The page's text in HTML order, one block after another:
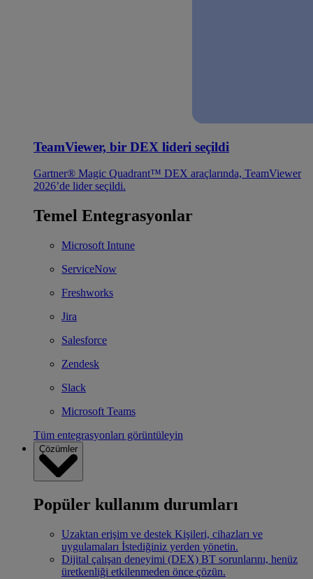
TeamViewer, bir DEX lideri seçildi
Gartner® Magic Quadrant™ DEX araçlarında, TeamViewer
2026’de lider seçildi.
Temel Entegrasyonlar
Microsoft Intune
ServiceNow
Freshworks
Jira
Salesforce
Zendesk
Slack
Microsoft Teams
Tüm entegrasyonları görüntüleyin
Çözümler
Popüler kullanım durumları
Uzaktan erişim ve destek Kişileri, cihazları ve
uygulamaları İstediğiniz yerden yönetin.
Dijital çalışan deneyimi (DEX) BT sorunlarını, henüz
üretkenliği etkilenmeden önce çözün.